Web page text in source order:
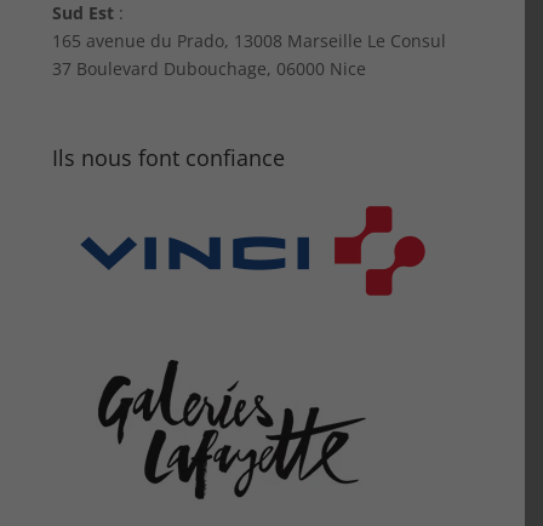
Sud Est :
165 avenue du Prado, 13008 Marseille Le Consul
37 Boulevard Dubouchage, 06000 Nice
Ils nous font confiance